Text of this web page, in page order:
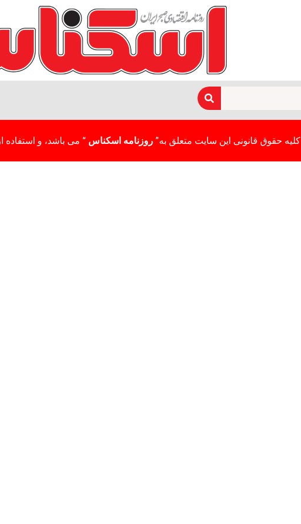
کلیه حقوق قانونی این سایت متعلق به”روزنامه اسکناس “ می باشد، و استفاده